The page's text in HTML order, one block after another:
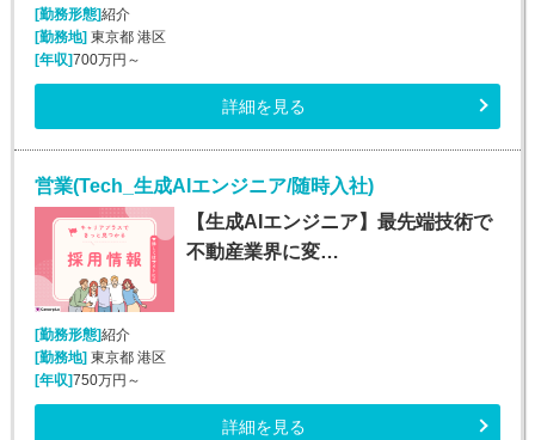
[勤務形態]紹介
[勤務地] 東京都 港区
[年収]700万円～
詳細を見る
営業(Tech_生成AIエンジニア/随時入社)
【生成AIエンジニア】最先端技術で
不動産業界に変…
[勤務形態]紹介
[勤務地]東京都 港区
[年収]750万円～
詳細を見る